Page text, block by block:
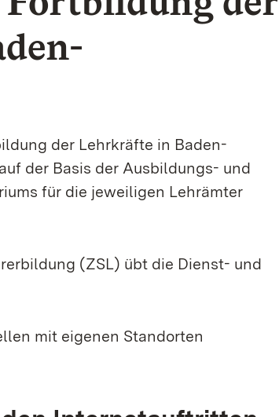
der Lehrkräfte in Baden-
der Basis der Ausbildungs- und
für die jeweiligen Lehrämter
(ZSL) übt die Dienst- und
mit eigenen Standorten